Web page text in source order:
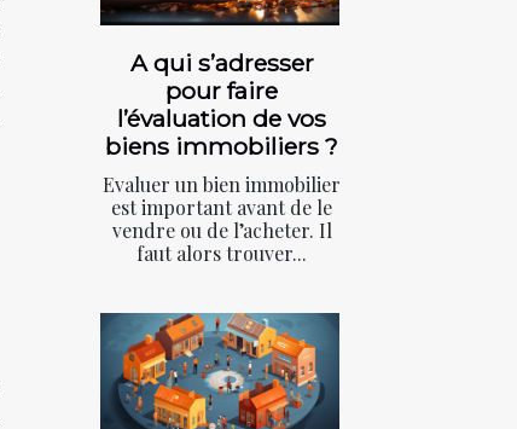
A qui s’adresser
pour faire
l’évaluation de vos
biens immobiliers ?
Evaluer un bien immobilier
est important avant de le
vendre ou de l’acheter. Il
faut alors trouver...